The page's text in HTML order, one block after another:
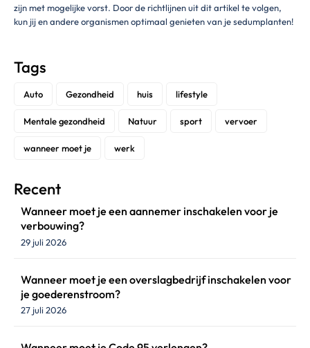
zijn met mogelijke vorst. Door de richtlijnen uit dit artikel te volgen,
kun jij en andere organismen optimaal genieten van je sedumplanten!
Tags
Auto Gezondheid huis lifestyle
Mentale gezondheid Natuur sport vervoer
wanneer moet je werk
Recent
Wanneer moet je een aannemer inschakelen voor je
verbouwing?
29 juli 2026
Wanneer moet je een overslagbedrijf inschakelen voor
je goederenstroom?
27 juli 2026